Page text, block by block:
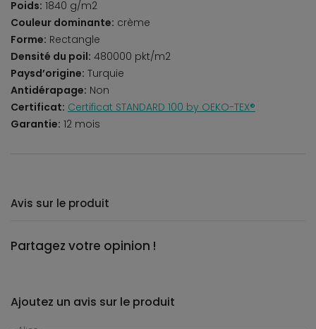
Poids: 1840 g/m2
Couleur dominante: crème
Forme: Rectangle
Densité du poil: 480000 pkt/m2
Paysd’origine: Turquie
Antidérapage: Non
Certificat: Certificat STANDARD 100 by OEKO-TEX®
Garantie: 12 mois
Avis sur le produit
Partagez votre opinion !
Ajoutez un avis sur le produit